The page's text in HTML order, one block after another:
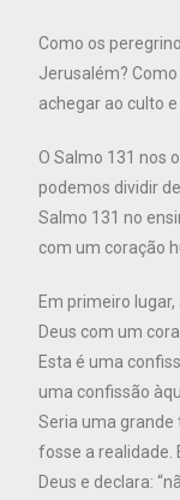
Como os
Jerusalém?
achegar ao culto
O Salmo 131 nos
podemos dividir
Salmo 131 no
com um coração
Em primeiro
Deus com um
Esta é uma
uma confissão
Seria uma
fosse a realidade.
Deus e declara: